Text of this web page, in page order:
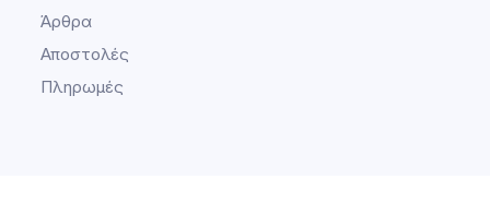
Άρθρα
Αποστολές
Πληρωμές